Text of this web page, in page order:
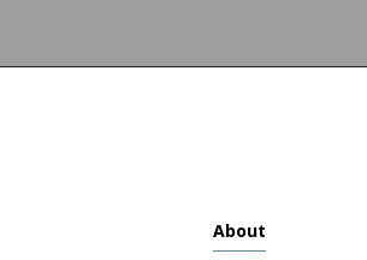
About